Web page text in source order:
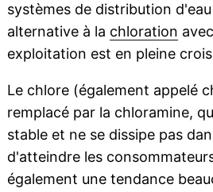
systèmes de distribution
alternative à la chloration
exploitation est en pleine
Le chlore (également appelé
remplacé par la chloramine,
stable et ne se dissipe pas
d'atteindre les
également une tendance